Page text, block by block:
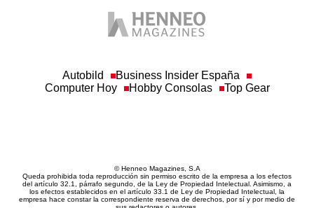
Autobild
Business Insider España
Computer Hoy
Hobby Consolas Top Gear
© Henneo Magazines, S.A
Queda prohibida toda reproducción sin permiso escrito de la empresa a los efectos
del artículo 32.1, párrafo segundo, de la Ley de Propiedad Intelectual. Asimismo, a
los efectos establecidos en el artículo 33.1 de Ley de Propiedad Intelectual, la
empresa hace constar la correspondiente reserva de derechos, por sí y por medio de